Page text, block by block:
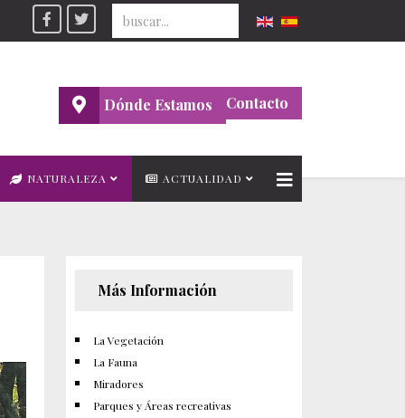
Seleccione su idioma
Dónde Estamos Contacto
NATURALEZA ACTUALIDAD
Más Información
La Vegetación
La Fauna
Miradores
Parques y Áreas recreativas